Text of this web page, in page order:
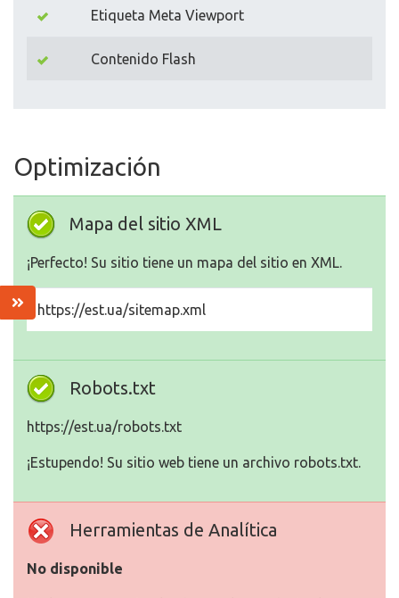
Etiqueta Meta Viewport
Contenido Flash
Optimización
Mapa del sitio XML
¡Perfecto! Su sitio tiene un mapa del sitio en XML.
https://est.ua/sitemap.xml
Robots.txt
https://est.ua/robots.txt
¡Estupendo! Su sitio web tiene un archivo robots.txt.
Herramientas de Analítica
No disponible